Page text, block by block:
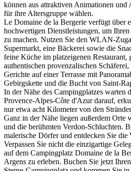
können aus attraktiven Animationen und
für ihre Altersgruppe wählen.
Le Domaine de la Bergerie verfügt über
hochwertigen Dienstleistungen, um
zu machen. Nutzen Sie den WLAN-
Supermarkt, eine Bäckerei sowie die
feine Küche im platzeigenen Restaurant,
authentischen provenzalischen
Gerichte auf einer Terrasse mit
Gebirgskette und die Bucht von Saint-
In der Nähe des Campingplatzes warten
Provence-Alpes-Côte d'Azur darauf,
nur etwa acht Kilometer von den
Ganz in der Nähe liegen außerdem Orte
und die berühmten Verdon-Schluchten.
malerische Dörfer und entdecken Sie die
Verpassen Sie nicht die einzigartige
auf dem Campingplatz Domaine de la
Argens zu erleben. Buchen Sie jetzt